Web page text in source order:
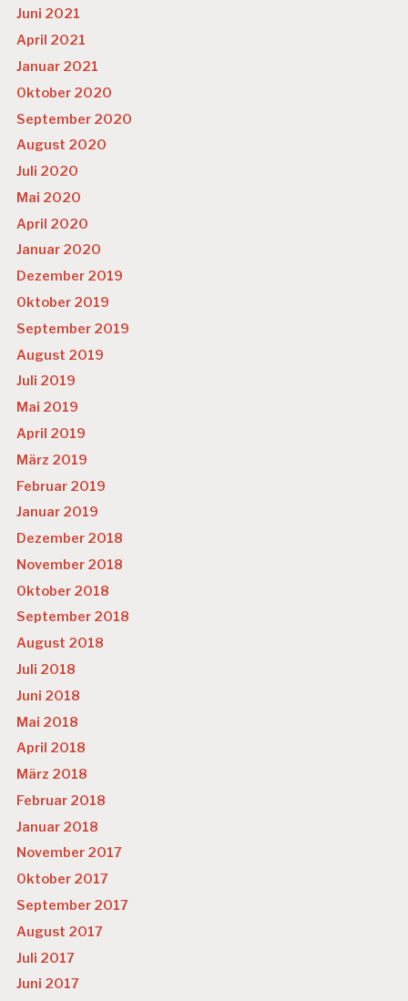
Ä
E
N
I
O
P
E
E
P
S
C
H
C
H
G
E
U
N
H
T
R
S
S
S
T
D
IE
U
T
E
N
E
M
E
Juni 2021
April 2021
Januar 2021
Oktober 2020
September 2020
August 2020
Juli 2020
Mai 2020
April 2020
Januar 2020
Dezember 2019
Oktober 2019
September 2019
August 2019
Juli 2019
Mai 2019
April 2019
März 2019
Februar 2019
Januar 2019
Dezember 2018
November 2018
Oktober 2018
September 2018
August 2018
Juli 2018
Juni 2018
Mai 2018
April 2018
März 2018
Februar 2018
Januar 2018
November 2017
Oktober 2017
September 2017
August 2017
Juli 2017
Juni 2017